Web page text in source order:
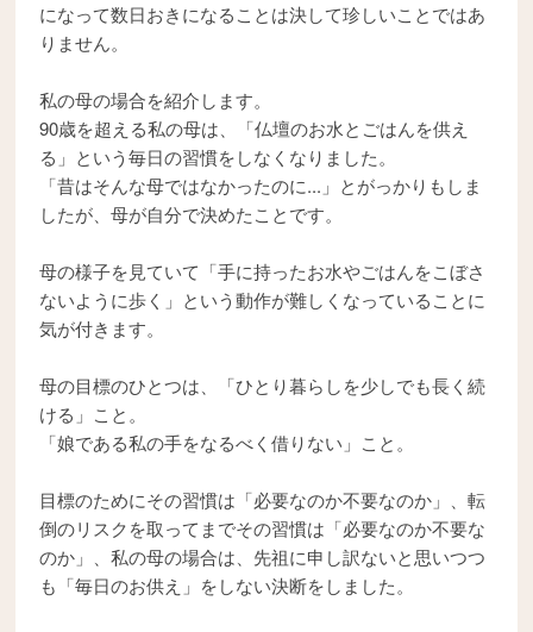
になって数日おきになることは決して珍しいことではあ
りません。
私の母の場合を紹介します。
90歳を超える私の母は、「仏壇のお水とごはんを供え
る」という毎日の習慣をしなくなりました。
「昔はそんな母ではなかったのに...」とがっかりもしま
したが、母が自分で決めたことです。
母の様子を見ていて「手に持ったお水やごはんをこぼさ
ないように歩く」という動作が難しくなっていることに
気が付きます。
母の目標のひとつは、「ひとり暮らしを少しでも長く続
ける」こと。
「娘である私の手をなるべく借りない」こと。
目標のためにその習慣は「必要なのか不要なのか」、転
倒のリスクを取ってまでその習慣は「必要なのか不要な
のか」、私の母の場合は、先祖に申し訳ないと思いつつ
も「毎日のお供え」をしない決断をしました。